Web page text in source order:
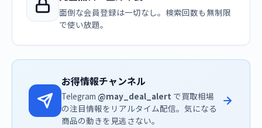
面倒な会員登録は一切なし。検索回数も無制限
で使い放題。
お得情報チャンネル
Telegram @may_deal_alert で買取相場
の注目情報をリアルタイム配信。気になる
商品の動きを見逃さない。